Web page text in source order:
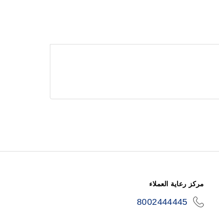
مركز رعاية العملاء
8002444445